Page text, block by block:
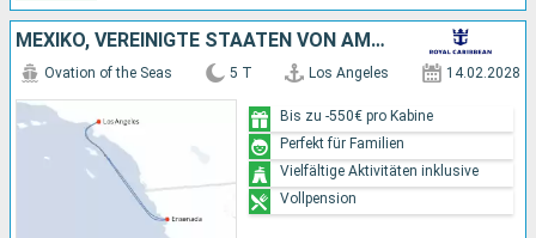
MEXIKO, VEREINIGTE STAATEN VON AMERIKA
Ovation of the Seas 5 T Los Angeles 14.02.2028
Bis zu -550€ pro Kabine
Perfekt für Familien
Vielfältige Aktivitäten inklusive
Vollpension